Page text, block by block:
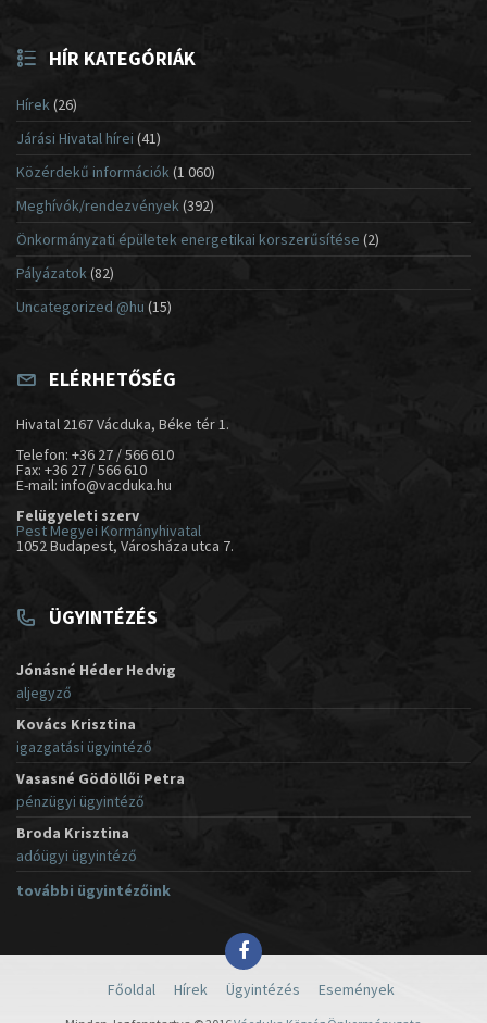
HÍR KATEGÓRIÁK
Hírek(26)
Járási Hivatal hírei (41)
Közérdekű információk(1 060)
Meghívók/rendezvények (392)
Önkormányzati épületek energetikai korszerűsítése (2)
Pályázatok (82)
Uncategorized @hu (15)
ELÉRHETŐSÉG
Hivatal 2167 Vácduka, Béke tér 1.
Telefon: +36 27 / 566 610
Fax: +36 27 / 566 610
E-mail: info@vacduka.hu
Felügyeleti szerv
Pest Megyei Kormányhivatal
1052 Budapest, Városháza utca 7.
ÜGYINTÉZÉS
Jónásné Héder Hedvig
aljegyző
Kovács Krisztina
igazgatási ügyintéző
Vasasné Gödöllői Petra
pénzügyi ügyintéző
Broda Krisztina
adóügyi ügyintéző
további ügyintézőink
Főoldal Hírek Ügyintézés Események